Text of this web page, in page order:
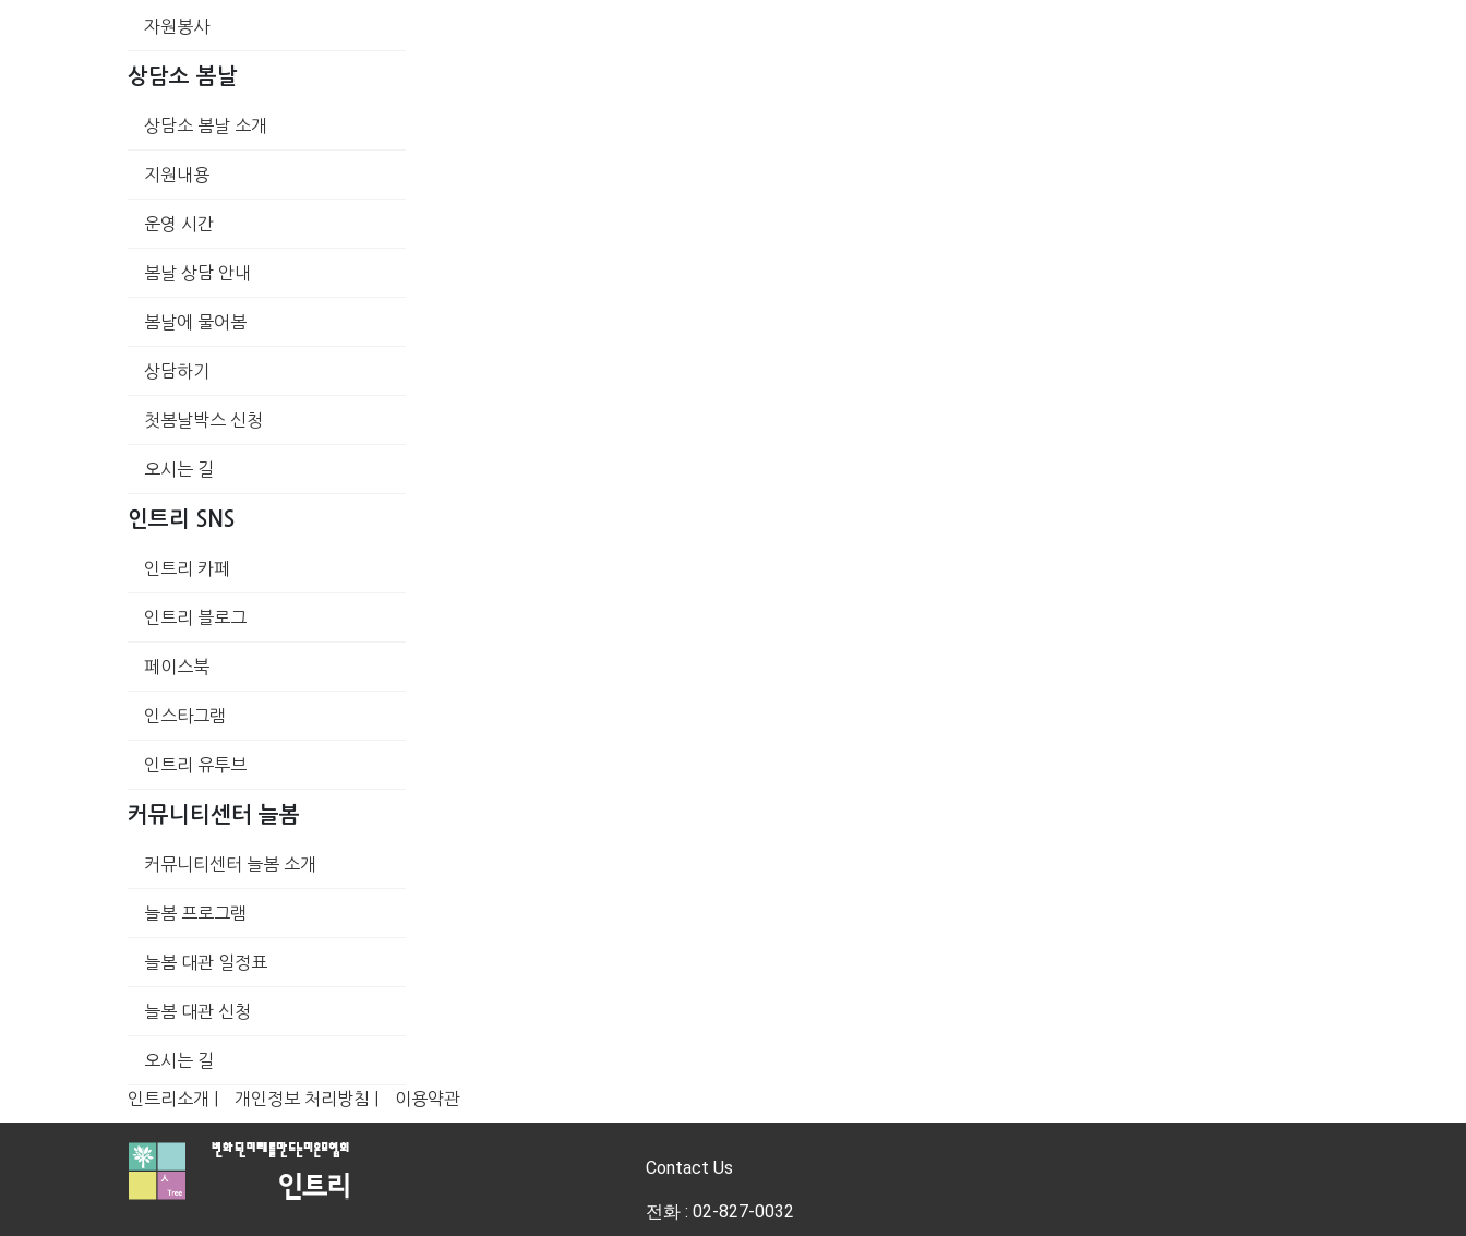
자원봉사
상담소 봄날
상담소 봄날 소개
지원내용
운영 시간
봄날 상담 안내
봄날에 물어봄
상담하기
첫봄날박스 신청
오시는 길
인트리 SNS
인트리 카페
인트리 블로그
페이스북
인스타그램
인트리 유투브
커뮤니티센터 늘봄
커뮤니티센터 늘봄 소개
늘봄 프로그램
늘봄 대관 일정표
늘봄 대관 신청
오시는 길
인트리소개 | 개인정보 처리방침 | 이용약관
Contact Us
전화 : 02-827-0032